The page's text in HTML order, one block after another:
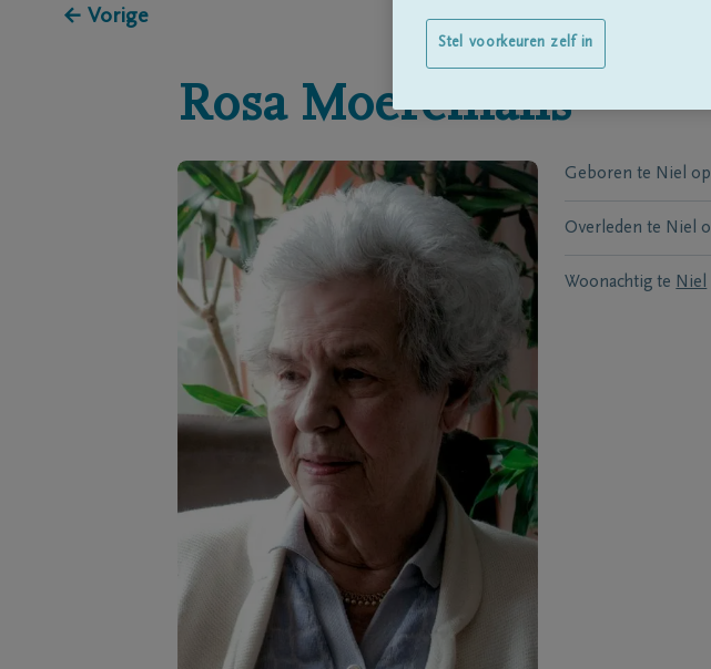
← Vorige
Rosa Moeremans
Geboren te Niel op
Overleden te Niel
Woonachtig te Niel
Stel voorkeuren zelf in